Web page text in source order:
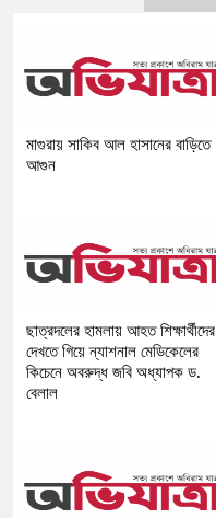
মাগুরায় সাকিব আল হাসানের বাড়িতে
আগুন
ছাত্রদলের হামলায় আহত শিক্ষার্থীদের
দেখতে গিয়ে ন্যাশনাল মেডিকেলের
কিচেনে অবরুদ্ধ জবি অধ্যাপক ড.
বেলাল